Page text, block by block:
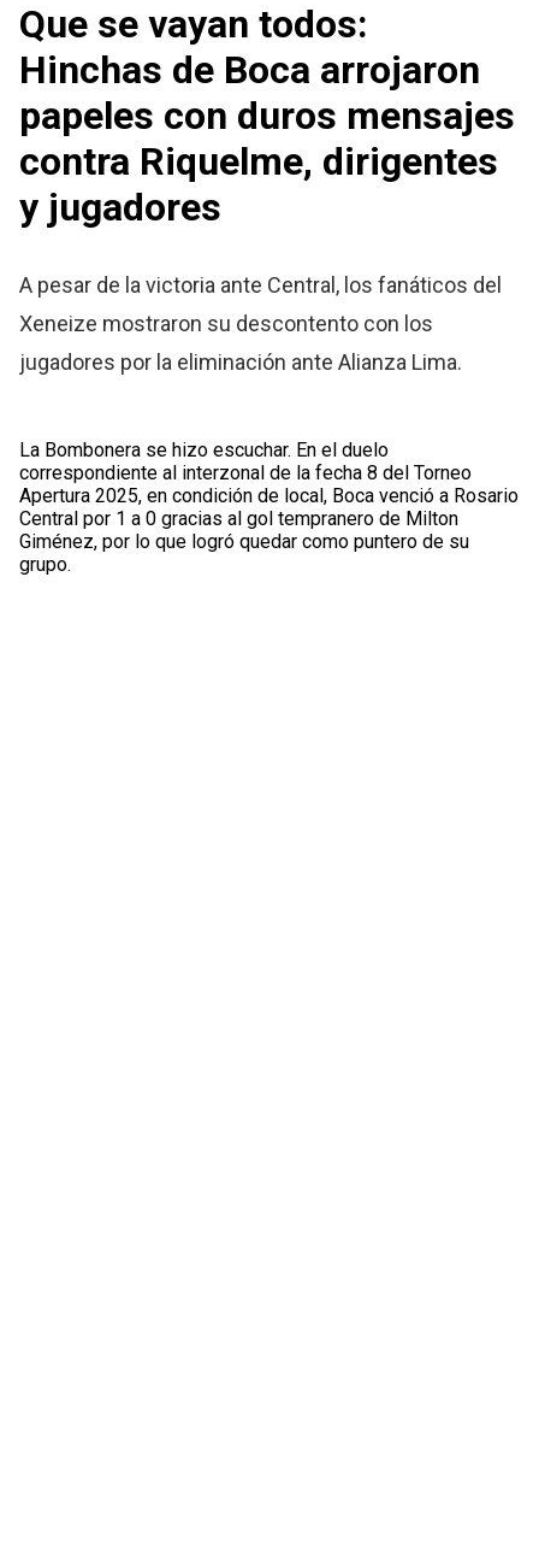
Que se vayan todos:
Hinchas de Boca arrojaron
papeles con duros mensajes
contra Riquelme, dirigentes
y jugadores
A pesar de la victoria ante Central, los fanáticos del
Xeneize mostraron su descontento con los
jugadores por la eliminación ante Alianza Lima.
La Bombonera se hizo escuchar. En el duelo
correspondiente al interzonal de la fecha 8 del Torneo
Apertura 2025, en condición de local, Boca venció a Rosario
Central por 1 a 0 gracias al gol tempranero de Milton
Giménez, por lo que logró quedar como puntero de su
grupo.